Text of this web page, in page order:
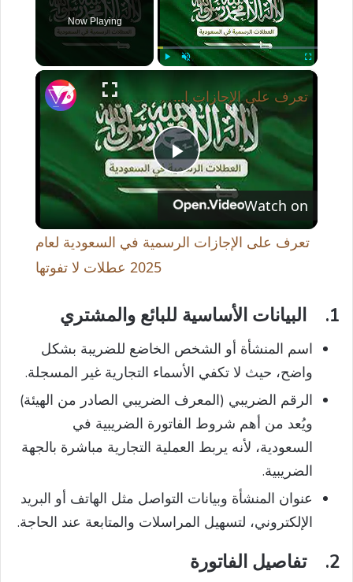
Fullscreen
Now Playing
×
P
y
V
i
d
e
تعرف على الإجازات الرسمية في السعودية لعام 2025 عطلات لا تفوتها
Watch on
تعرف على الإجازات الرسمية في السعودية لعام
2025 عطلات لا تفوتها
1. البيانات الأساسية للبائع والمشتري
اسم المنشأة أو الشخص الخاضع للضريبة بشكل
واضح، حيث لا تكفي الأسماء التجارية غير المسجلة.
الرقم الضريبي (المعرف الضريبي الصادر من الهيئة)
ويُعد من أهم شروط الفاتورة الضريبية في
السعودية، لأنه يربط العملية التجارية مباشرة بالجهة
الضريبية.
عنوان المنشأة وبيانات التواصل مثل الهاتف أو البريد
الإلكتروني، لتسهيل المراسلات والمتابعة عند الحاجة.
2. تفاصيل الفاتورة